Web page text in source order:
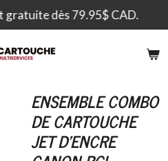
gratuite dès 79.95$ CAD.
ENSEMBLE COMBO
DE CARTOUCHE
JET D'ENCRE